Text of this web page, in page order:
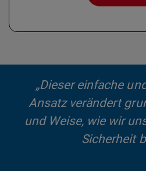
„Dieser einfache
Ansatz verändert
und Weise, wie wir
Sicherheit